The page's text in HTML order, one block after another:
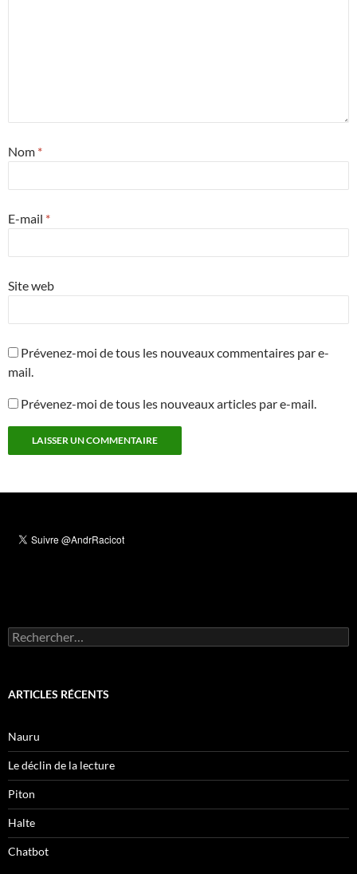
Nom *
E-mail *
Site web
Prévenez-moi de tous les nouveaux commentaires par e-
mail.
Prévenez-moi de tous les nouveaux articles par e-mail.
Rechercher :
ARTICLES RÉCENTS
Nauru
Le déclin de la lecture
Piton
Halte
Chatbot